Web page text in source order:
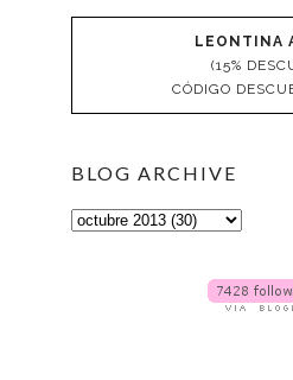
LEONTINA
(15%
CÓDIGO
BLOG ARCHIVE